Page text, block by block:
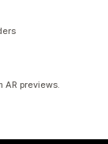
AR previews.